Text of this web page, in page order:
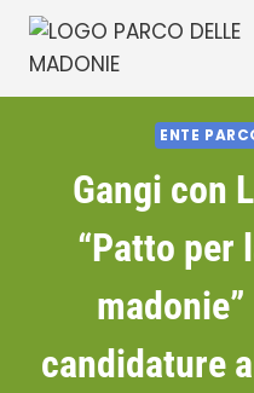
Salta
contenuto
ENTE
Gangi con
“Patto per
candidature